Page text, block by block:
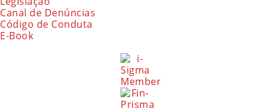
Canal de Denúncias
Código de Conduta
E-Book